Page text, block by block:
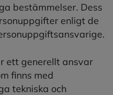
bestämmelser. Dess
enligt de
ett generellt ansvar
finns med
tekniska och